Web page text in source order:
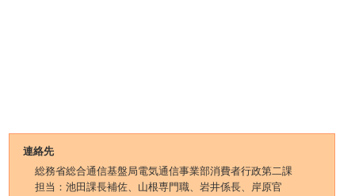
連絡先
総務省総合通信基盤局電気通信事業部消費者行政第二課
担当：池田課長補佐、山根専門職、岩井係長、岸原官